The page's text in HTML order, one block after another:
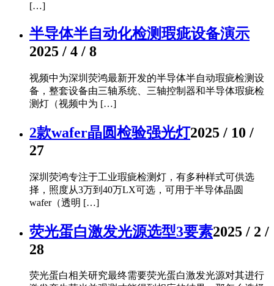
[…]
半导体半自动化检测瑕疵设备演示
2025 / 4 / 8
视频中为深圳荧鸿最新开发的半导体半自动瑕疵检测设
备，整套设备由三轴系统、三轴控制器和半导体瑕疵检
测灯（视频中为 […]
2款wafer晶圆检验强光灯2025 / 10 /
27
深圳荧鸿专注于工业瑕疵检测灯，有多种样式可供选
择，照度从3万到40万LX可选，可用于半导体晶圆
wafer（透明 […]
荧光蛋白激发光源选型3要素2025 / 2 /
28
荧光蛋白相关研究最终需要荧光蛋白激发光源对其进行